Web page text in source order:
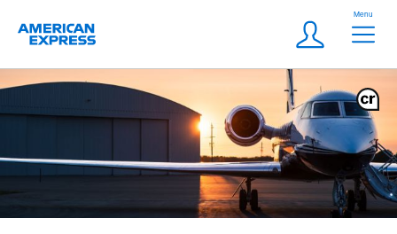
Logo
Meta
Login
Menu